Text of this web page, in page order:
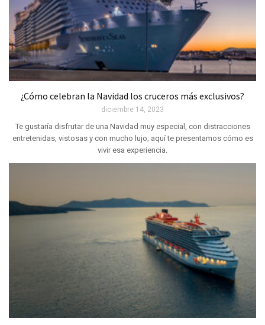
¿Cómo celebran la Navidad los cruceros más exclusivos?
diciembre 14, 2023
Te gustaría disfrutar de una Navidad muy especial, con distracciones
entretenidas, vistosas y con mucho lujo; aquí te presentamos cómo es
vivir esa experiencia.